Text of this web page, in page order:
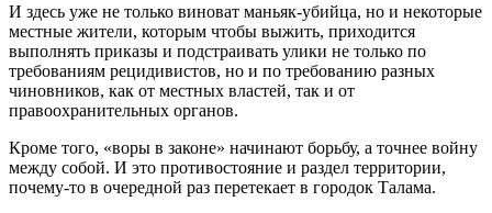
И здесь уже не только виноват маньяк-убийца, но и некоторые
местные жители, которым чтобы выжить, приходится
выполнять приказы и подстраивать улики не только по
требованиям рецидивистов, но и по требованию разных
чиновников, как от местных властей, так и от
правоохранительных органов.
Кроме того, «воры в законе» начинают борьбу, а точнее войну
между собой. И это противостояние и раздел территории,
почему-то в очередной раз перетекает в городок Талама.